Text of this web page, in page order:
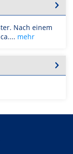
Nach einem
mehr